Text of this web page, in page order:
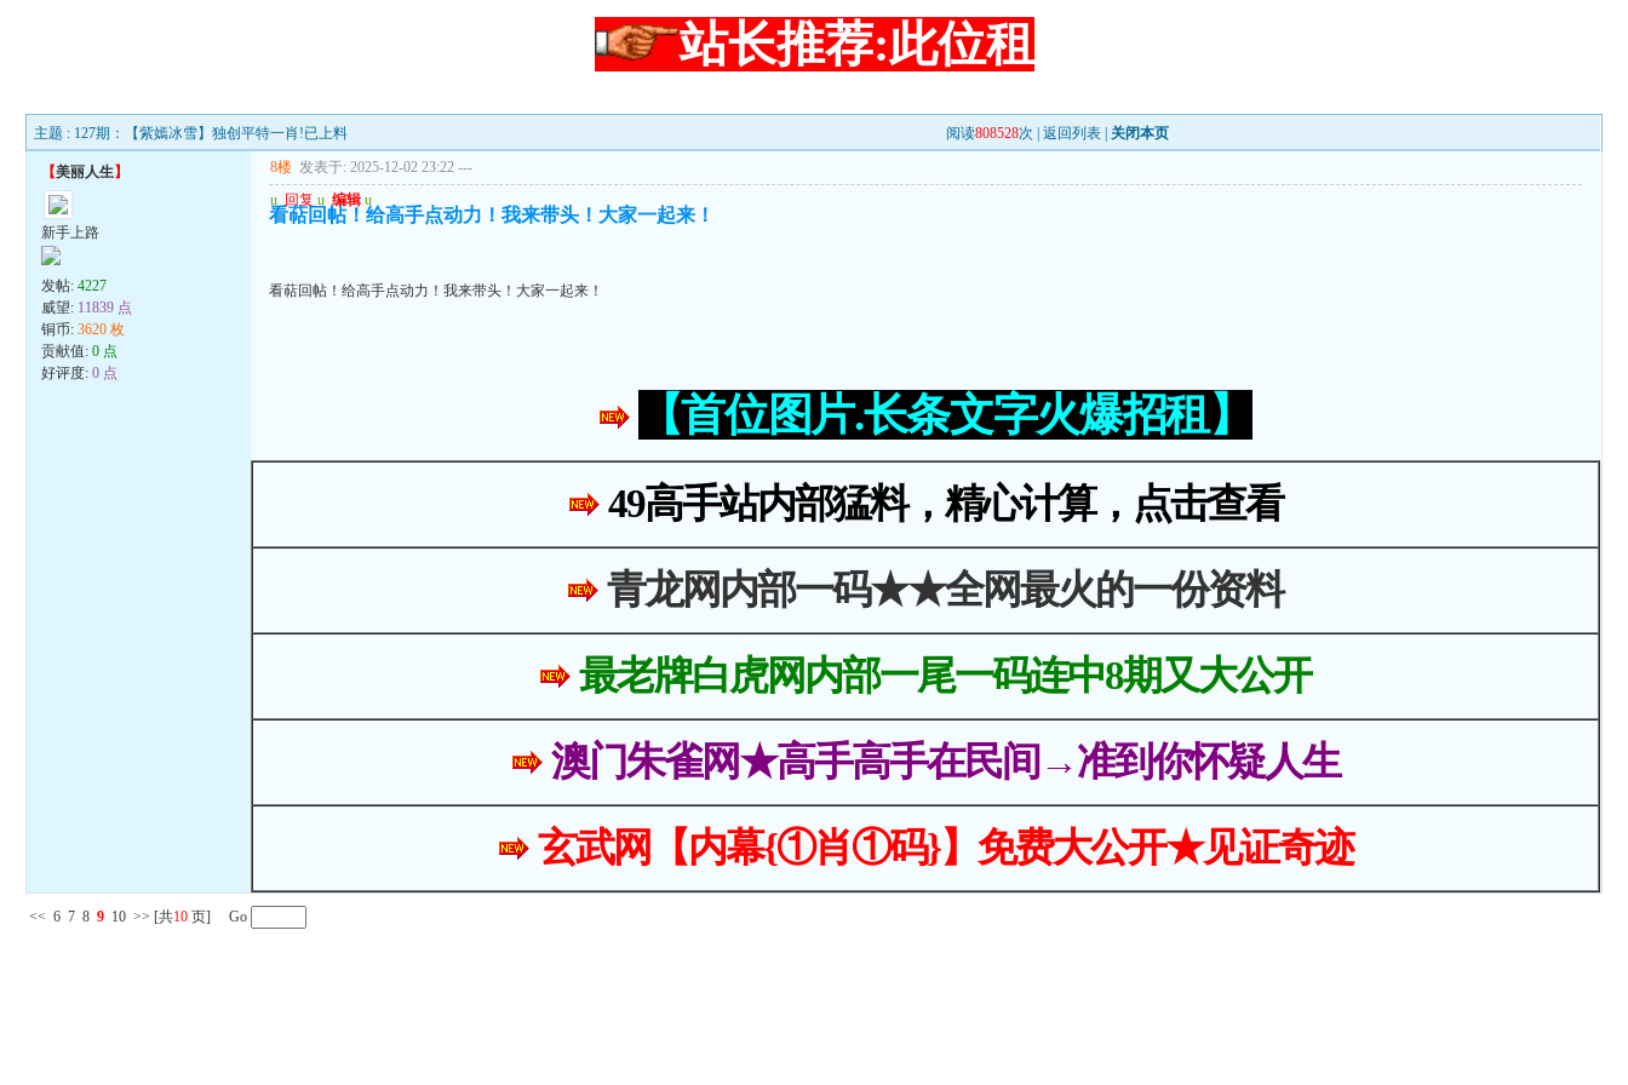
站长推荐:此位租
主题 : 127期：【紫嫣冰雪】独创平特一肖!已上料 阅读808528次 |返回列表 关闭本页
【美丽人生】
新手上路
发帖:4227
威望: 11839 点
铜币:3620 枚
贡献值:0 点
好评度:0 点
8楼 发表于: 2025-12-02 23:22 ---
u 回复 u 编辑 u
看萜回帖！给高手点动力！我来带头！大家一起来！
看萜回帖！给高手点动力！我来带头！大家一起来！
【首位图片.长条文字火爆招租】
49高手站内部猛料，精心计算，点击查看
青龙网内部一码★★全网最火的一份资料
最老牌白虎网内部一尾一码连中8期又大公开
澳门朱雀网★高手高手在民间→准到你怀疑人生
玄武网【内幕{①肖①码}】免费大公开★见证奇迹
<< 6 7 8 9 10 >> [共10 页] Go